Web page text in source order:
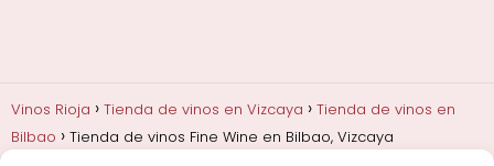
Vinos Rioja Tienda de vinos en Vizcaya
Tienda de vinos en
Bilbao
Tienda de vinos Fine Wine en Bilbao, Vizcaya